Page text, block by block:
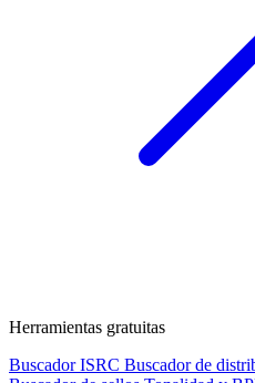
Herramientas gratuitas
Buscador ISRC Buscador de